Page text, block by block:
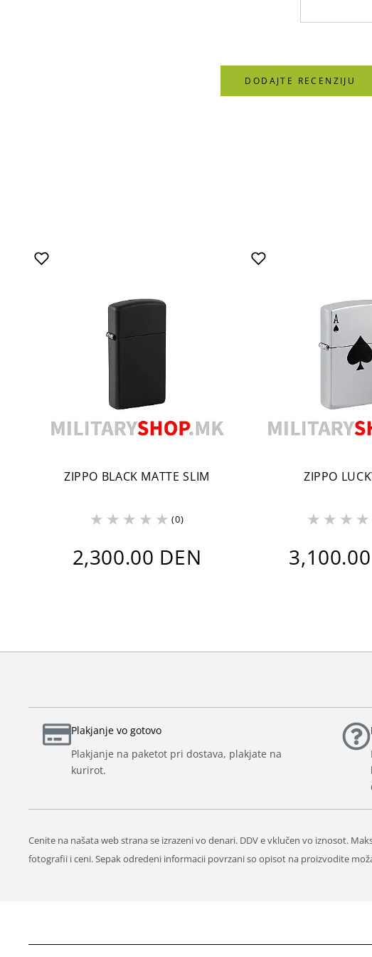
DODAJTE RECENZIJU
ZIPPO BLACK MATTE SLIM
(0)
2,300.00 DEN
ZIPPO
Plakjanje vo gotovo
Plakjanje na paketot pri dostava, plakjate na
kurirot.
Cenite na našata web strana se izrazeni vo denari. DDV e vklučen vo iznosot.
fotografii i ceni. Sepak odredeni informacii povrzani so opisot na proizvodite